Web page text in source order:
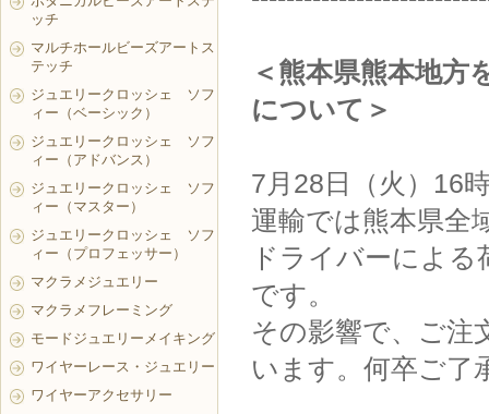
＜熊本県熊本地方
について＞
7月28日（火）16
運輸では熊本県全
ドライバーによ
です。
その影響で、ご注
います。何卒ご了
ッチ
マルチホールビーズアートス
テッチ
ジュエリークロッシェ ソフ
ィー（ベーシック）
ジュエリークロッシェ ソフ
ィー（アドバンス）
ジュエリークロッシェ ソフ
ィー（マスター）
ジュエリークロッシェ ソフ
ィー（プロフェッサー）
マクラメジュエリー
マクラメフレーミング
モードジュエリーメイキング
ワイヤーレース・ジュエリー
ワイヤーアクセサリー